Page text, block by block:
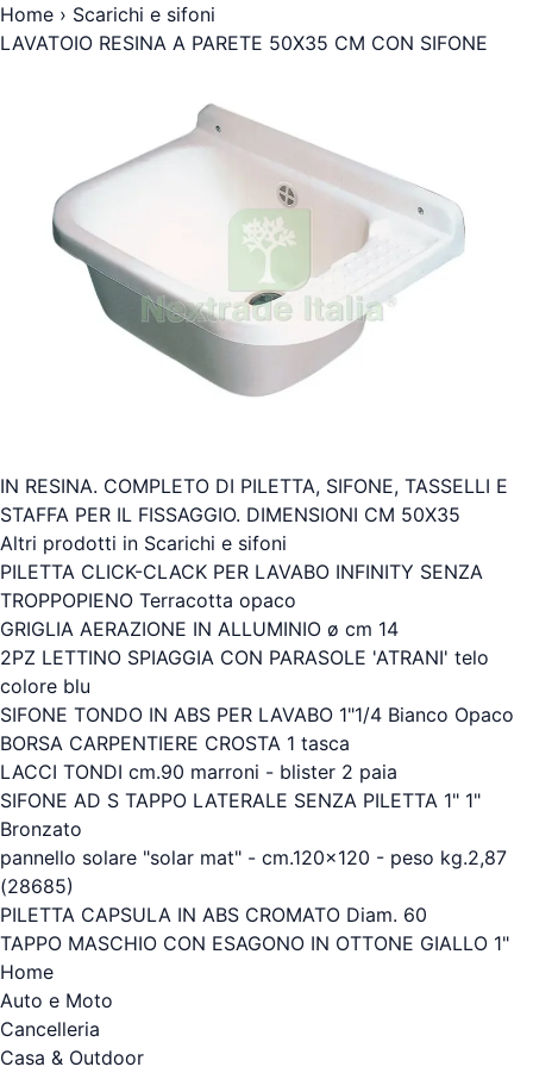
Home › Scarichi e sifoni
LAVATOIO RESINA A PARETE 50X35 CM CON SIFONE
IN RESINA. COMPLETO DI PILETTA, SIFONE, TASSELLI E
STAFFA PER IL FISSAGGIO. DIMENSIONI CM 50X35
Altri prodotti in Scarichi e sifoni
PILETTA CLICK-CLACK PER LAVABO INFINITY SENZA
TROPPOPIENO Terracotta opaco
GRIGLIA AERAZIONE IN ALLUMINIO ø cm 14
2PZ LETTINO SPIAGGIA CON PARASOLE 'ATRANI' telo
colore blu
SIFONE TONDO IN ABS PER LAVABO 1"1/4 Bianco Opaco
BORSA CARPENTIERE CROSTA 1 tasca
LACCI TONDI cm.90 marroni - blister 2 paia
SIFONE AD S TAPPO LATERALE SENZA PILETTA 1" 1"
Bronzato
pannello solare "solar mat" - cm.120x120 - peso kg.2,87
(28685)
PILETTA CAPSULA IN ABS CROMATO Diam. 60
TAPPO MASCHIO CON ESAGONO IN OTTONE GIALLO 1"
Home
Auto e Moto
Cancelleria
Casa & Outdoor